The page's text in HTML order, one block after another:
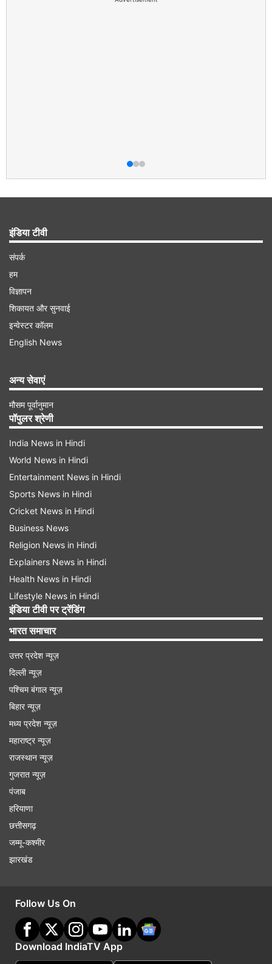
इंडिया टीवी
संपर्क
हम
विज्ञापन
शिकायत और सुनवाई
इन्वेस्टर कॉलम
English News
अन्य सेवाएं
मौसम पूर्वानुमान
पॉपुलर श्रेणी
India News in Hindi
World News in Hindi
Entertainment News in Hindi
Sports News in Hindi
Cricket News in Hindi
Business News
Religion News in Hindi
Explainers News in Hindi
Health News in Hindi
Lifestyle News in Hindi
इंडिया टीवी पर ट्रेंडिंग
भारत समाचार
उत्तर प्रदेश न्यूज़
दिल्ली न्यूज़
पश्चिम बंगाल न्यूज़
बिहार न्यूज़
मध्य प्रदेश न्यूज़
महाराष्ट्र न्यूज़
राजस्थान न्यूज़
गुजरात न्यूज़
पंजाब
हरियाणा
छत्तीसगढ़
जम्मू-कश्मीर
झारखंड
Follow Us On
Download IndiaTV App